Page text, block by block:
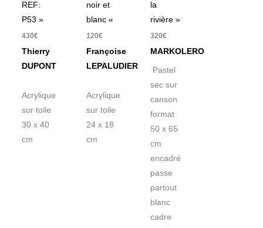
REF:
P53 »
430€
Thierry
DUPONT
Acrylique
sur toile
30 x 40
cm
noir et
blanc «
120€
Françoise
LEPALUDIER
Acrylique
sur toile
24 x 18
cm
la
rivière »
320€
MARKOLERO
Pastel
sec sur
canson
format
50 x 65
cm
encadré
passe
partout
blanc
cadre